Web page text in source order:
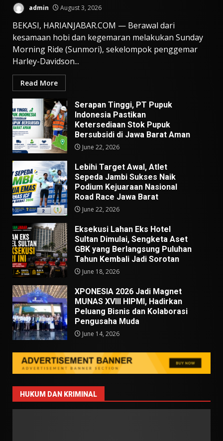
admin August 3, 2026
BEKASI, HARIANJABAR.COM — Berawal dari
kesamaan hobi dan kegemaran melakukan Sunday
Morning Ride (Sunmori), sekelompok penggemar
Harley-Davidson...
Read More
Serapan Tinggi, PT Pupuk
Indonesia Pastikan
Ketersediaan Stok Pupuk
Bersubsidi di Jawa Barat Aman
June 22, 2026
Lebihi Target Awal, Atlet
Sepeda Jambi Sukses Naik
Podium Kejuaraan Nasional
Road Race Jawa Barat
June 22, 2026
Eksekusi Lahan Eks Hotel
Sultan Dimulai, Sengketa Aset
GBK yang Berlangsung Puluhan
Tahun Kembali Jadi Sorotan
June 18, 2026
XPONESIA 2026 Jadi Magnet
MUNAS XVIII HIPMI, Hadirkan
Peluang Bisnis dan Kolaborasi
Pengusaha Muda
June 14, 2026
HUKUM DAN KRIMINAL